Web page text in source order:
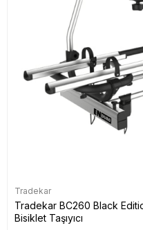
Tradekar
Tradekar BC260 Black
Bisiklet Taşıyıcı